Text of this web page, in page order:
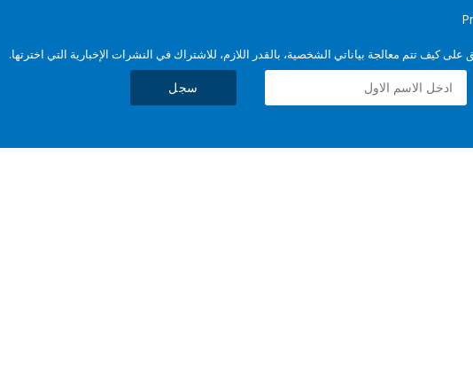
على كيف تتم معالجة بياناتي الشخصية، بالقدر اللازم، للاشتراك في النشرات الإخبارية التي اخترتها.
سجل